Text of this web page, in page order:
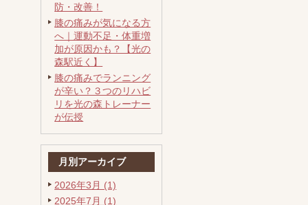
防・改善！
膝の痛みが気になる方
へ｜運動不足・体重増
加が原因かも？【光の
森駅近く】
膝の痛みでランニング
が辛い？３つのリハビ
リを光の森トレーナー
が伝授
月別アーカイブ
2026年3月 (1)
2025年7月 (1)